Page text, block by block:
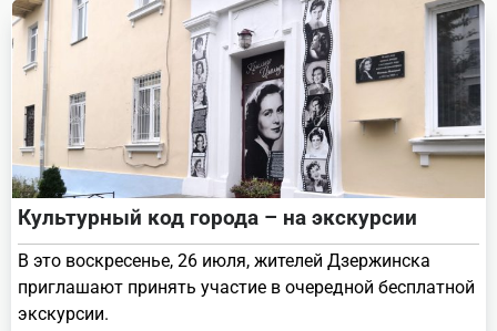
text">Page</span>
Культурный код города – на экскурсии
В это воскресенье, 26 июля, жителей Дзержинска
приглашают принять участие в очередной бесплатной
экскурсии.